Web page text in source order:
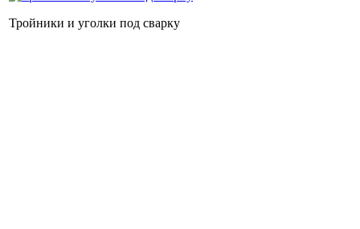
Тройники и уголки под сварку